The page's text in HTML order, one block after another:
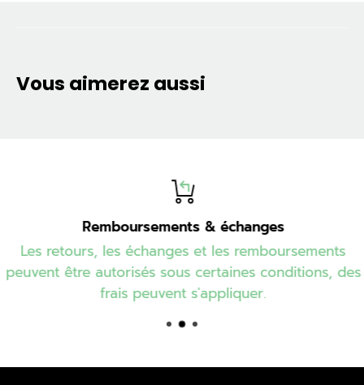
Vous aimerez aussi
Remboursements & échanges
Les retours, les échanges et les remboursements
peuvent être autorisés sous certaines conditions, des
frais peuvent s'appliquer.